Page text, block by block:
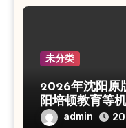
未分类
2026年沈阳原
阳培顿教育等
admin